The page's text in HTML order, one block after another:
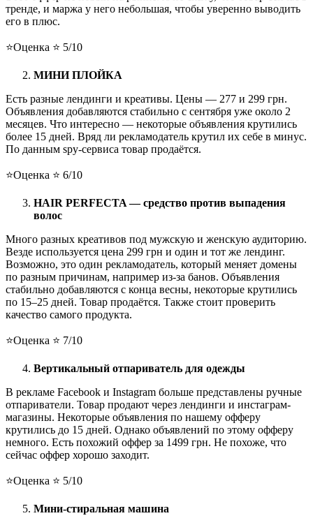
тренде, и маржа у него небольшая, чтобы уверенно выводить
его в плюс.
⭐️Оценка ⭐️ 5/10
МИНИ ПЛОЙКА
Есть разные лендинги и креативы. Цены — 277 и 299 грн.
Объявления добавляются стабильно с сентября уже около 2
месяцев. Что интересно — некоторые объявления крутились
более 15 дней. Вряд ли рекламодатель крутил их себе в минус.
По данным spy-сервиса товар продаётся.
⭐️Оценка ⭐️ 6/10
HAIR PERFECTA — средство против выпадения
волос
Много разных креативов под мужскую и женскую аудиторию.
Везде используется цена 299 грн и один и тот же лендинг.
Возможно, это один рекламодатель, который меняет домены
по разным причинам, например из-за банов. Объявления
стабильно добавляются с конца весны, некоторые крутились
по 15–25 дней. Товар продаётся. Также стоит проверить
качество самого продукта.
⭐️Оценка ⭐️ 7/10
Вертикальный отпариватель для одежды
В рекламе Facebook и Instagram больше представлены ручные
отпариватели. Товар продают через лендинги и инстаграм-
магазины. Некоторые объявления по нашему офферу
крутились до 15 дней. Однако объявлений по этому офферу
немного. Есть похожий оффер за 1499 грн. Не похоже, что
сейчас оффер хорошо заходит.
⭐️Оценка ⭐️ 5/10
Мини-стиральная машина